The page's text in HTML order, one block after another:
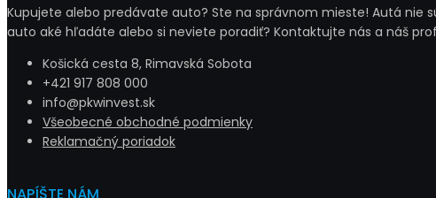
Kupujete alebo predávate auto? Ste na správnom mieste! Autá nie
auto aké hľadáte alebo si neviete poradiť? Kontaktujte nás a náš
Košická cesta 8, Rimavská Sobota
+421 917 808 000
info@pkwinvest.sk
Všeobecné obchodné podmienky
Reklamačný poriadok